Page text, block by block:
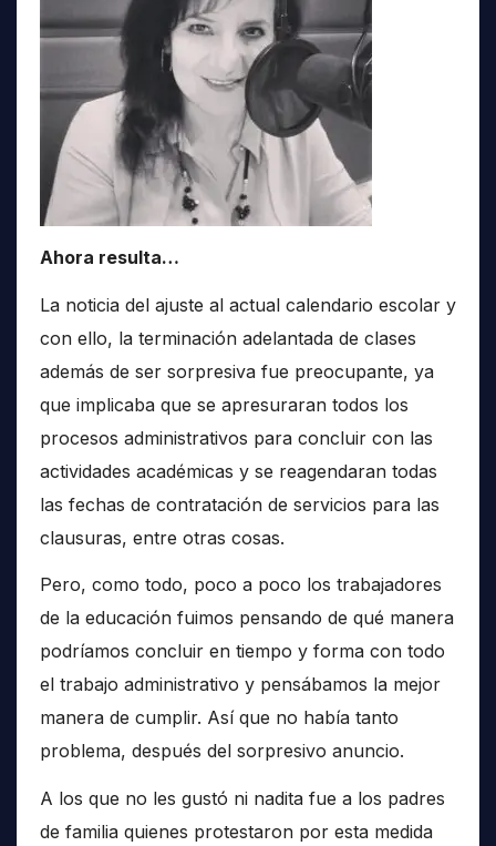
Ahora resulta…
La noticia del ajuste al actual calendario escolar y
con ello, la terminación adelantada de clases
además de ser sorpresiva fue preocupante, ya
que implicaba que se apresuraran todos los
procesos administrativos para concluir con las
actividades académicas y se reagendaran todas
las fechas de contratación de servicios para las
clausuras, entre otras cosas.
Pero, como todo, poco a poco los trabajadores
de la educación fuimos pensando de qué manera
podríamos concluir en tiempo y forma con todo
el trabajo administrativo y pensábamos la mejor
manera de cumplir. Así que no había tanto
problema, después del sorpresivo anuncio.
A los que no les gustó ni nadita fue a los padres
de familia quienes protestaron por esta medida